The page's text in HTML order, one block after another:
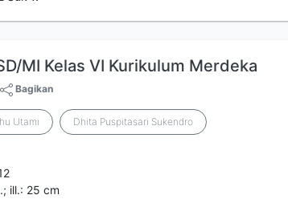
MI Kelas VI Kurikulum Merdeka
Bagikan
Utami Dhita Puspitasari Sukendro
ill.: 25 cm